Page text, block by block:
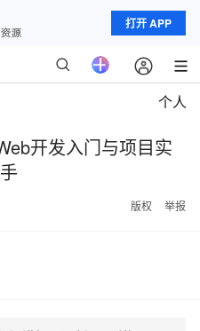
打开 APP
个人
开发入门与项目实
版权 举报